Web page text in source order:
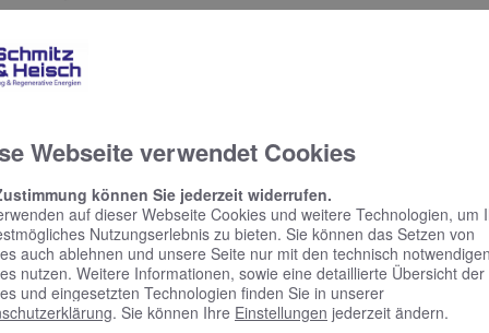
VIGOUR derby style Einhand-Waschtischarmarur mit V-
VIGOUR derby LED-Lichtspiegel, 140 x 80 cm, 4-seitig
VIGOUR derby Hochschrank, 168 x 40 x 60 cm, Weiß
ANLAGE
VIGOUR derby Wand-Tiefspül-WC ohne Spülrand,
PflegePLUS und Schallschutzset
VIGOUR derby WC-Sitz mit abnehmbaren
weiß
CONEL WC-Element VIS für Trockenbau mit Wandhalter, 112
Webseite verwendet Cookies
können Sie jederzeit widerrufen.
auf dieser Webseite Cookies und weitere Technologien, um
Nutzungserlebnis zu bieten. Sie können das Setzen von
auch ablehnen und unsere Seite nur mit den technisch notwendigen
nutzen. Weitere Informationen, sowie eine detaillierte Übersicht der
und eingesetzten Technologien finden Sie in unserer
. Sie können Ihre Einstellungen jederzeit ändern.